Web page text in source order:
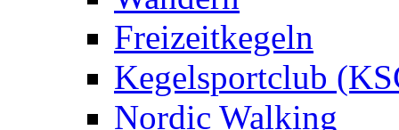
Freizeitkegeln
Kegelsportclub
Nordic Walking